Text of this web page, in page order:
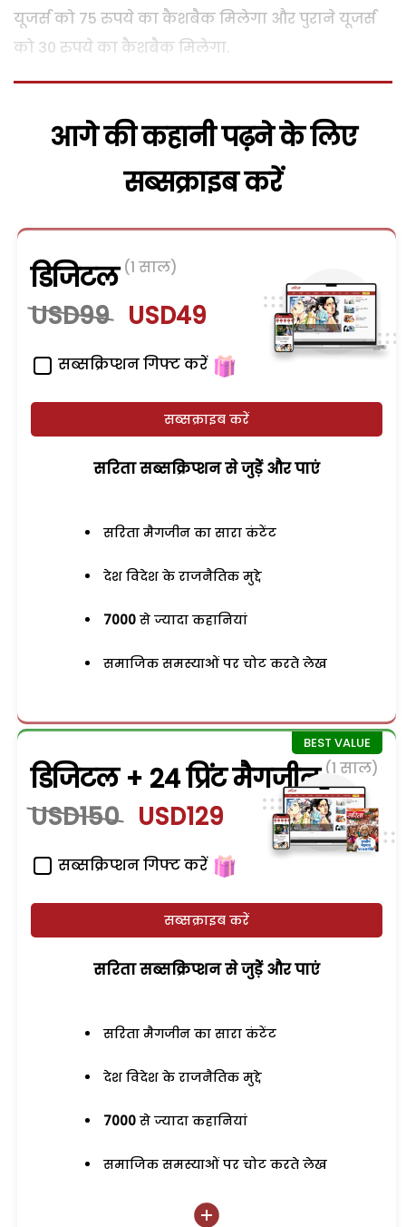
यूजर्स को 75 रुपये का कैशबैक मिलेगा और पुराने यूजर्स
को 30 रुपये का कैशबैक मिलेगा.
आगे की कहानी पढ़ने के लिए
सब्सक्राइब करें
डिजिटल (1 साल)
USD99 USD49
सब्सक्रिप्शन गिफ्ट करें
सब्सक्राइब करें
सरिता सब्सक्रिप्शन से जुड़ेें और पाएं
सरिता मैगजीन का सारा कंटेंट
देश विदेश के राजनैतिक मुद्दे
7000 से ज्यादा कहानियां
समाजिक समस्याओं पर चोट करते लेख
डिजिटल + 24 प्रिंट मैगजीन (1 साल)
USD150 USD129
सब्सक्रिप्शन गिफ्ट करें
सब्सक्राइब करें
सरिता सब्सक्रिप्शन से जुड़ेें और पाएं
सरिता मैगजीन का सारा कंटेंट
देश विदेश के राजनैतिक मुद्दे
7000 से ज्यादा कहानियां
समाजिक समस्याओं पर चोट करते लेख